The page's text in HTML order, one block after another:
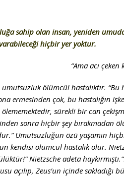
sahip olan insan, yeniden
hiçbir yer yoktur.
“Ama acı çeken
ölümcül hastalıktır. “Bu
ermesinden çok, bu hastalığın
sürekli bir can
sonra hiçbir şey bırakmadan
Umutsuzluğun özü yaşamın
kendisi ölümcül hastalık olur.
Nietzsche adeta
açılıp, Zeus’un içinde sakladığı